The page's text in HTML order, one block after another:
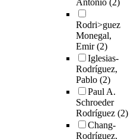
Antonio (2)
Rodri>guez
Monegal,
Emir(2)
Iglesias-
Rodríguez,
Pablo (2)
Paul A.
Schroeder
Rodríguez (2)
Chang-
Rodríguez,